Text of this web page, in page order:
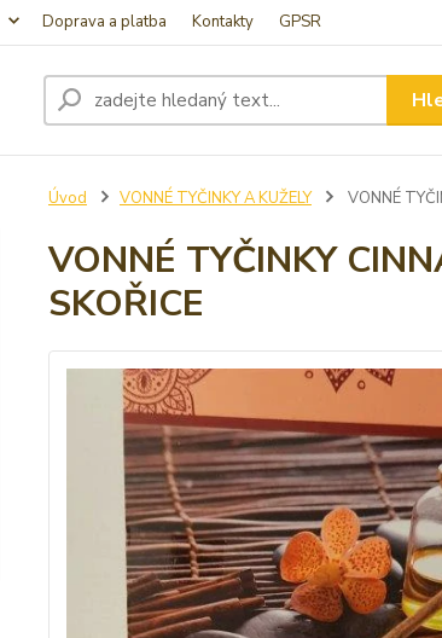
Doprava a platba Kontakty GPSR
Úvod VONNÉ TYČINKY A KUŽELY VONNÉ
VONNÉ TYČINKY
SKOŘICE